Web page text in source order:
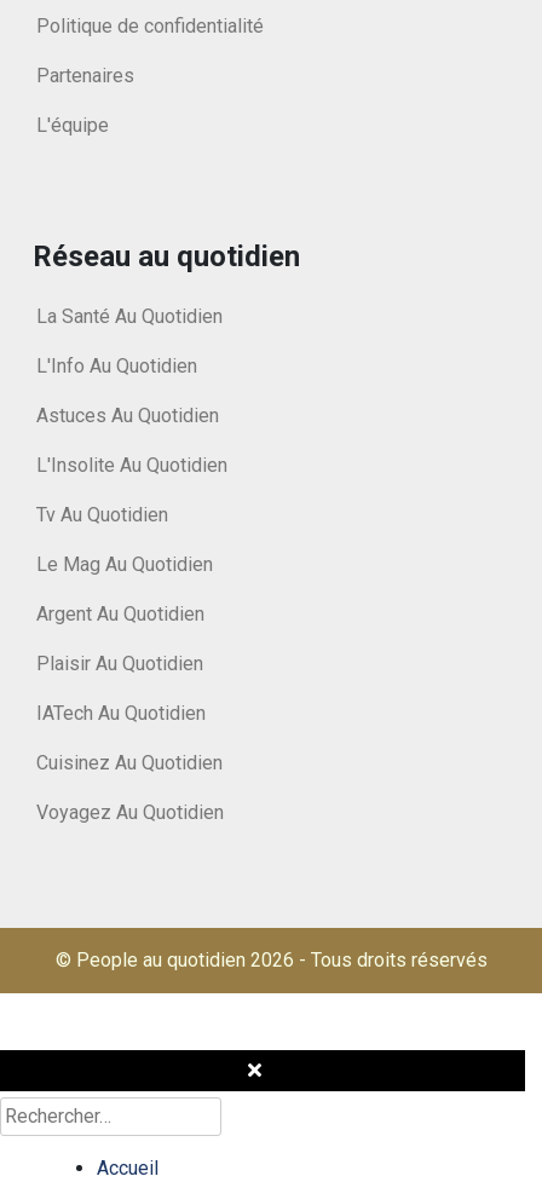
Politique de confidentialité
Partenaires
L'équipe
Réseau au quotidien
La Santé Au Quotidien
L'Info Au Quotidien
Astuces Au Quotidien
L'Insolite Au Quotidien
Tv Au Quotidien
Le Mag Au Quotidien
Argent Au Quotidien
Plaisir Au Quotidien
IATech Au Quotidien
Cuisinez Au Quotidien
Voyagez Au Quotidien
© People au quotidien 2026 - Tous droits réservés
Rechercher :
Accueil